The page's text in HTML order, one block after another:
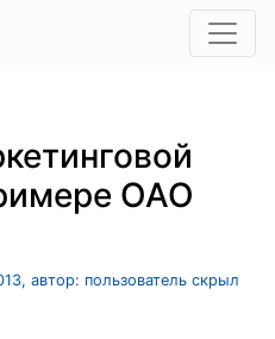
ОАО
автор: пользователь скрыл